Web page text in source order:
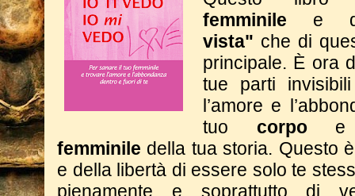
femminile e
vista" che di
principale. È ora
tue parti
l’amore e
tuo corpo
femminile della tua storia. Questo
e della libertà di essere solo te
pienamente e soprattutto di